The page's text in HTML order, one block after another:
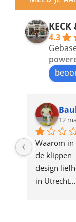
email
address
product
KECK
4.3
12
Waarom
de klippen
design
in